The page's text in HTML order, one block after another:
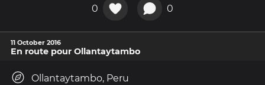
0 0
11 October 2016
En route pour Ollantaytambo
Ollantaytambo, Peru